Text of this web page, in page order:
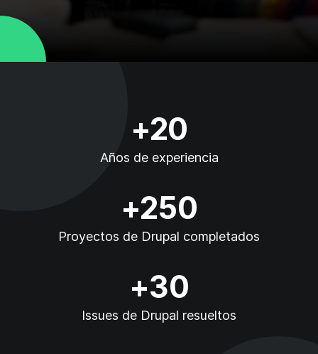
+20
Años de experiencia
+250
Proyectos de Drupal completados
+30
Issues de Drupal resueltos